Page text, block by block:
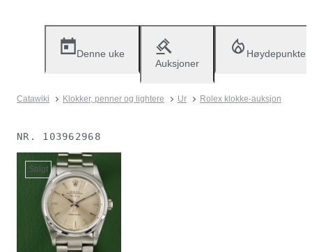
Denne uke
Auksjoner
Høydepunkter
Catawiki Klokker, penner og lightere Ur Rolex klokke-auksjon
NR. 103962968
Solgt